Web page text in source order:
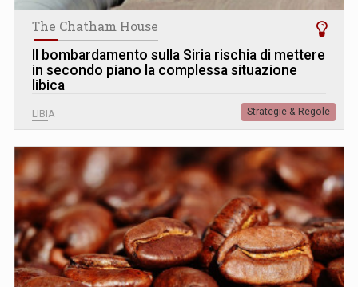
The Chatham House
Il bombardamento sulla Siria rischia di mettere
in secondo piano la complessa situazione
libica
LIBIA Strategie & Regole